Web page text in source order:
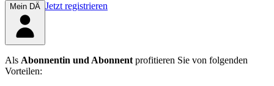
Mein DÄ Jetzt registrieren
Als Abonnentin und Abonnent profitieren Sie von folgenden
Vorteilen: